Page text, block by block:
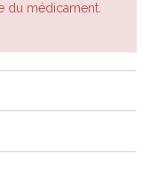
du médicament.